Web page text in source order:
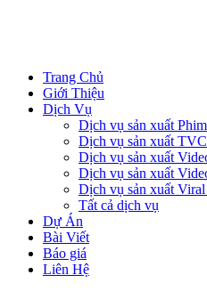
Trang Chủ
Giới Thiệu
Dịch Vụ
Dịch vụ sản xuất
Dịch vụ sản xuất
Dịch vụ sản xuất
Dịch vụ sản xuất
Dịch vụ sản xuất
Tất cả dịch vụ
Dự Án
Bài Viết
Báo giá
Liên Hệ